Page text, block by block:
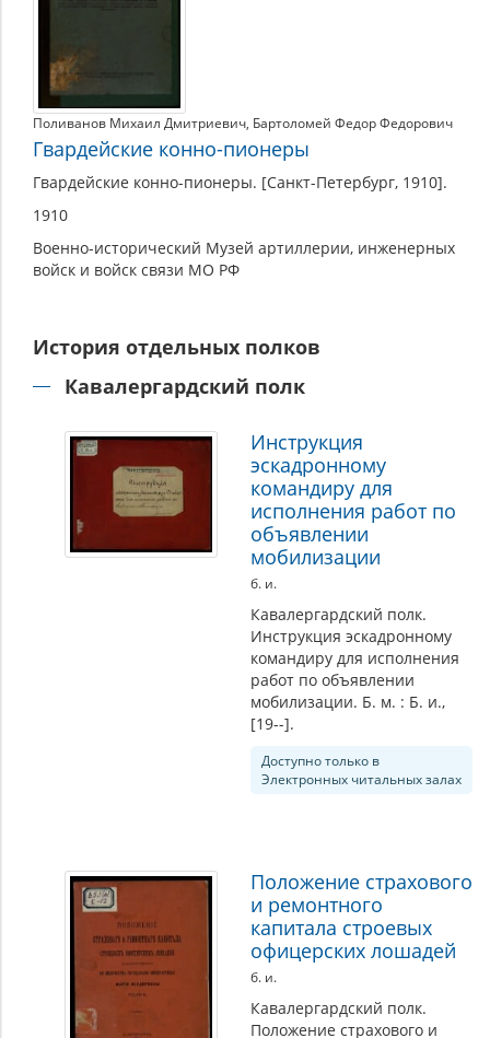
Поливанов Михаил Дмитриевич, Бартоломей Федор Федорович
Гвардейские конно-пионеры
Гвардейские конно-пионеры. [Санкт-Петербург, 1910].
1910
Военно-исторический Музей артиллерии, инженерных
войск и войск связи МО РФ
История отдельных полков
Кавалергардский полк
Инструкция
эскадронному
командиру для
исполнения работ по
объявлении
мобилизации
б. и.
Кавалергардский полк.
Инструкция эскадронному
командиру для исполнения
работ по объявлении
мобилизации. Б. м. : Б. и.,
[19--].
Доступно только в
Электронных читальных залах
Положение страхового
и ремонтного
капитала строевых
офицерских лошадей
б. и.
Кавалергардский полк.
Положение страхового и